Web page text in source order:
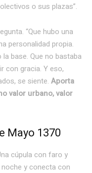
o sus plazas”.
“Que hubo una
personalidad propia.
base. Que no bastaba
con gracia. Y eso,
se siente. Aporta
valor urbano, valor
Mayo 1370
cúpula con faro y
y conecta con